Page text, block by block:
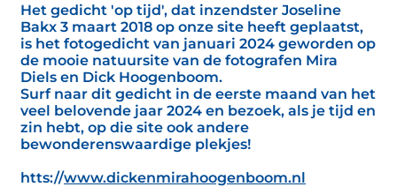
Het gedicht 'op tijd', dat inzendster Joseline
Bakx 3 maart 2018 op onze site heeft geplaatst,
is het fotogedicht van januari 2024 geworden op
de mooie natuursite van de fotografen Mira
Diels en Dick Hoogenboom.
Surf naar dit gedicht in de eerste maand van het
veel belovende jaar 2024 en bezoek, als je tijd en
zin hebt, op die site ook andere
bewonderenswaardige plekjes!
htts://www.dickenmirahoogenboom.nl